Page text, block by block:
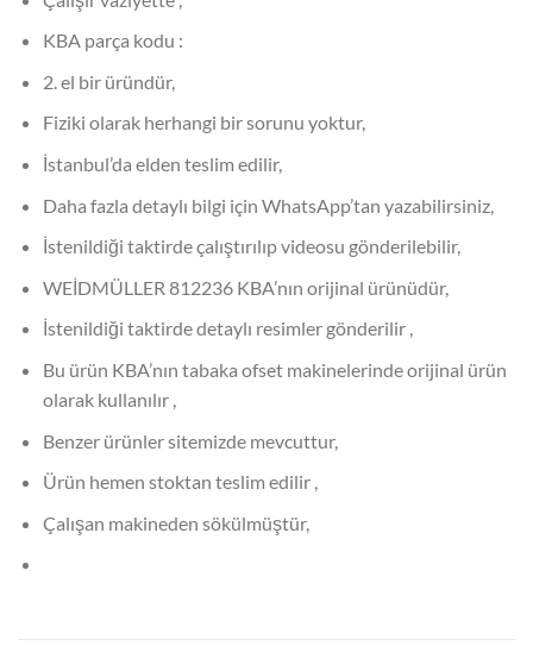
KBA parça kodu :
2. el bir üründür,
Fiziki olarak herhangi bir sorunu yoktur,
İstanbul’da elden teslim edilir,
Daha fazla detaylı bilgi için WhatsApp’tan yazabilirsiniz,
İstenildiği taktirde çalıştırılıp videosu gönderilebilir,
WEİDMÜLLER 812236 KBA’nın orijinal ürünüdür,
İstenildiği taktirde detaylı resimler gönderilir ,
Bu ürün KBA’nın tabaka ofset makinelerinde orijinal ürün
olarak kullanılır ,
Benzer ürünler sitemizde mevcuttur,
Ürün hemen stoktan teslim edilir ,
Çalışan makineden sökülmüştür,